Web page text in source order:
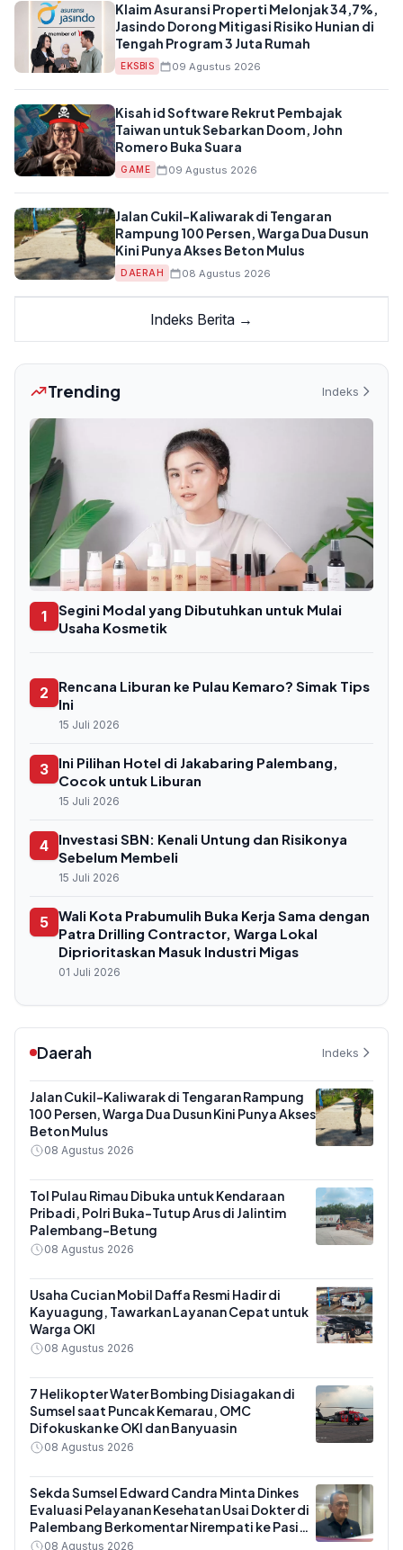
Klaim Asuransi Properti Melonjak 34,7%,
Jasindo Dorong Mitigasi Risiko Hunian di
Tengah Program 3 Juta Rumah
EKSBIS 09 Agustus 2026
Kisah id Software Rekrut Pembajak
Taiwan untuk Sebarkan Doom, John
Romero Buka Suara
GAME 09 Agustus 2026
Jalan Cukil-Kaliwarak di Tengaran
Rampung 100 Persen, Warga Dua Dusun
Kini Punya Akses Beton Mulus
DAERAH 08 Agustus 2026
Indeks Berita →
Trending Indeks
1
Segini Modal yang Dibutuhkan untuk Mulai
Usaha Kosmetik
2
Rencana Liburan ke Pulau Kemaro? Simak Tips
Ini
15 Juli 2026
3
Ini Pilihan Hotel di Jakabaring Palembang,
Cocok untuk Liburan
15 Juli 2026
4
Investasi SBN: Kenali Untung dan Risikonya
Sebelum Membeli
15 Juli 2026
5 Wali Kota Prabumulih Buka Kerja Sama dengan
Patra Drilling Contractor, Warga Lokal
Diprioritaskan Masuk Industri Migas
01 Juli 2026
Daerah Indeks
Jalan Cukil-Kaliwarak di Tengaran Rampung
100 Persen, Warga Dua Dusun Kini Punya Akses
Beton Mulus
08 Agustus 2026
Tol Pulau Rimau Dibuka untuk Kendaraan
Pribadi, Polri Buka-Tutup Arus di Jalintim
Palembang-Betung
08 Agustus 2026
Usaha Cucian Mobil Daffa Resmi Hadir di
Kayuagung, Tawarkan Layanan Cepat untuk
Warga OKI
08 Agustus 2026
7 Helikopter Water Bombing Disiagakan di
Sumsel saat Puncak Kemarau, OMC
Difokuskan ke OKI dan Banyuasin
08 Agustus 2026
Sekda Sumsel Edward Candra Minta Dinkes
Evaluasi Pelayanan Kesehatan Usai Dokter di
Palembang Berkomentar Nirempati ke Pasien
BPJS08 Agustus 2026